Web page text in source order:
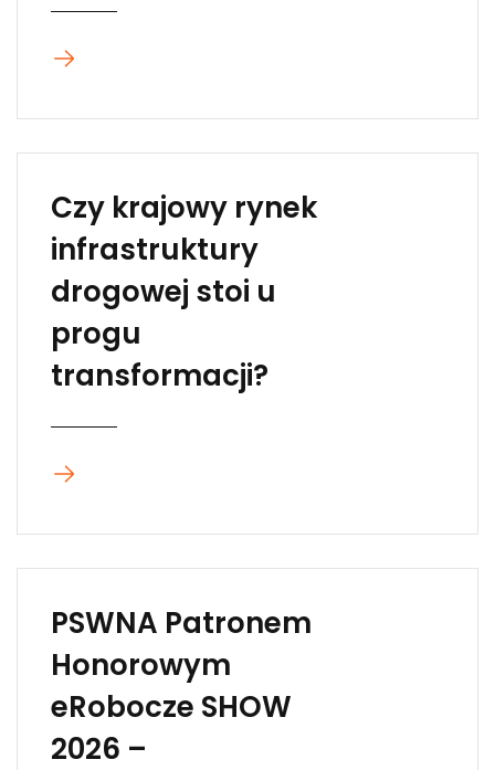
Czy krajowy rynek
infrastruktury
drogowej stoi u
progu
transformacji?
PSWNA Patronem
Honorowym
eRobocze SHOW
2026 –